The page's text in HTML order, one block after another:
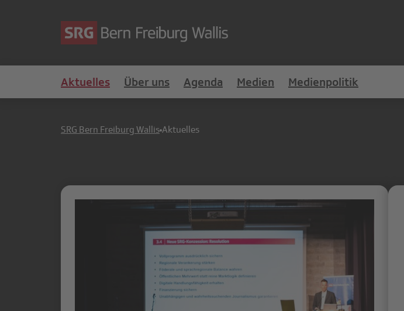
Aktuelles Über uns Agenda Medien Medienpolitik
SRG Bern Freiburg Wallis Aktuelles